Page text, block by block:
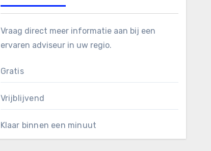
Vraag direct meer informatie aan bij een
ervaren adviseur in uw regio.
Gratis
Vrijblijvend
Klaar binnen een minuut